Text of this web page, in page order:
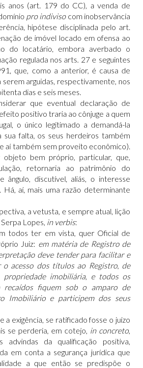
anos (art. 179 do CC), a venda de
pro indiviso com inobservância
hipótese disciplinada pelo art.
de imóvel locado em ofensa ao
do locatário, embora averbado o
regulada nos arts. 27 e seguintes
que, como a anterior, é causa de
serem arguidas, respectivamente, nos
dias e seis meses.
que eventual declaração de
positivo traria ao cônjuge a quem
o único legitimado a demandá-la
sua falta, os seus herdeiros também
aí também sem proveito econômico).
bem próprio, particular, que,
retornaria ao patrimônio do
ângulo, discutível, aliás, o interesse
Há, aí, mais uma razão determinante
a vetusta, e sempre atual, lição
Lopes, in verbis:
todos ter em vista, quer Oficial de
Juiz: em matéria de Registro de
deve tender para facilitar e
acesso dos títulos ao Registro, de
imobiliária, e todos os
recaídos fiquem sob o amparo de
Imobiliário e participem dos seus
a exigência, se ratificado fosse o juízo
se perderia, em cotejo, in concreto,
advindas da qualificação positiva,
em conta a segurança jurídica que
a que então se predispõe o